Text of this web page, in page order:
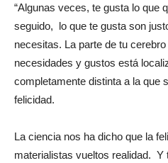
“Algunas veces, te gusta lo que
seguido, lo que te gusta son
necesitas. La parte de tu
necesidades y gustos está
completamente distinta a la que
felicidad.
La ciencia nos ha dicho que la
materialistas vueltos realidad. Y